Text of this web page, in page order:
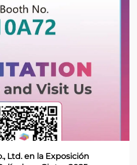
Ltd. en la Exposición